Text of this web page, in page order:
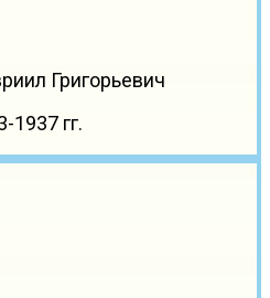
Григорьевич
1937 гг.